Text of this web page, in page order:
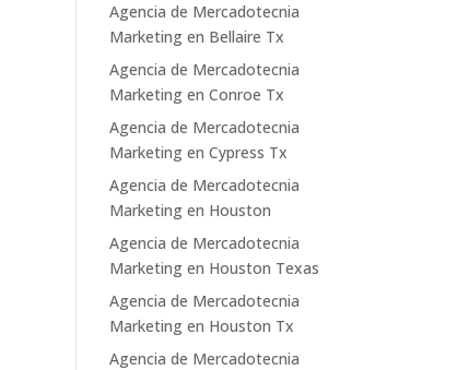
Agencia de Mercadotecnia
Marketing en Bellaire Tx
Agencia de Mercadotecnia
Marketing en Conroe Tx
Agencia de Mercadotecnia
Marketing en Cypress Tx
Agencia de Mercadotecnia
Marketing en Houston
Agencia de Mercadotecnia
Marketing en Houston Texas
Agencia de Mercadotecnia
Marketing en Houston Tx
Agencia de Mercadotecnia